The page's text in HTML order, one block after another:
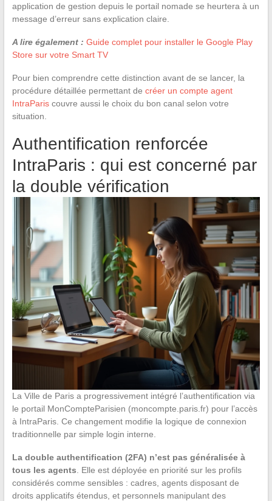
application de gestion depuis le portail nomade se heurtera à un
message d’erreur sans explication claire.
A lire également : Guide complet pour installer le Google Play
Store sur votre Smart TV
Pour bien comprendre cette distinction avant de se lancer, la
procédure détaillée permettant de créer un compte agent
IntraPariscouvre aussi le choix du bon canal selon votre
situation.
Authentification renforcée
IntraParis : qui est concerné par
la double vérification
La Ville de Paris a progressivement intégré l’authentification via
le portail MonCompteParisien (moncompte.paris.fr) pour l’accès
à IntraParis. Ce changement modifie la logique de connexion
traditionnelle par simple login interne.
La double authentification (2FA) n’est pas généralisée à
tous les agents. Elle est déployée en priorité sur les profils
considérés comme sensibles : cadres, agents disposant de
droits applicatifs étendus, et personnels manipulant des